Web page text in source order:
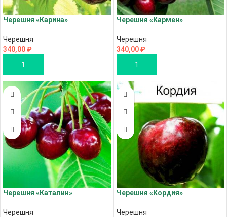
Черешня «Карина»
Черешня
340,00₽
В КОРЗИНУ
Черешня «Кармен»
Черешня
340,00₽
В КОРЗИНУ
Черешня «Каталин»
Черешня
Черешня «Кордия»
Черешня